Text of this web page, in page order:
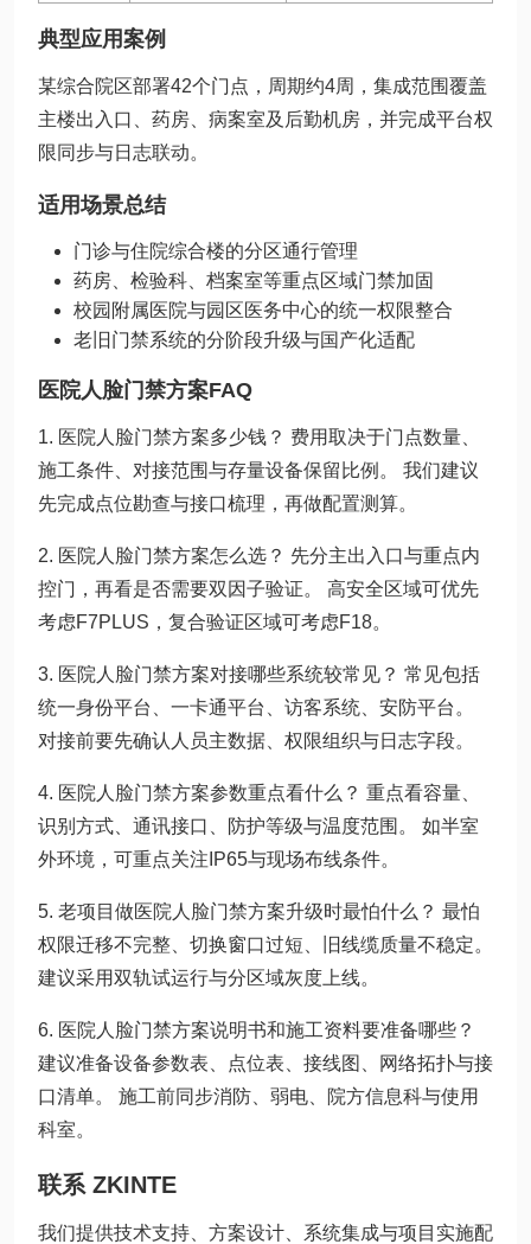
典型应用案例
某综合院区部署42个门点，周期约4周，集成范围覆盖
主楼出入口、药房、病案室及后勤机房，并完成平台权
限同步与日志联动。
适用场景总结
门诊与住院综合楼的分区通行管理
药房、检验科、档案室等重点区域门禁加固
校园附属医院与园区医务中心的统一权限整合
老旧门禁系统的分阶段升级与国产化适配
医院人脸门禁方案FAQ
1. 医院人脸门禁方案多少钱？ 费用取决于门点数量、
施工条件、对接范围与存量设备保留比例。 我们建议
先完成点位勘查与接口梳理，再做配置测算。
2. 医院人脸门禁方案怎么选？ 先分主出入口与重点内
控门，再看是否需要双因子验证。 高安全区域可优先
考虑F7PLUS，复合验证区域可考虑F18。
3. 医院人脸门禁方案对接哪些系统较常见？ 常见包括
统一身份平台、一卡通平台、访客系统、安防平台。
对接前要先确认人员主数据、权限组织与日志字段。
4. 医院人脸门禁方案参数重点看什么？ 重点看容量、
识别方式、通讯接口、防护等级与温度范围。 如半室
外环境，可重点关注IP65与现场布线条件。
5. 老项目做医院人脸门禁方案升级时最怕什么？ 最怕
权限迁移不完整、切换窗口过短、旧线缆质量不稳定。
建议采用双轨试运行与分区域灰度上线。
6. 医院人脸门禁方案说明书和施工资料要准备哪些？
建议准备设备参数表、点位表、接线图、网络拓扑与接
口清单。 施工前同步消防、弱电、院方信息科与使用
科室。
联系 ZKINTE
我们提供技术支持、方案设计、系统集成与项目实施配